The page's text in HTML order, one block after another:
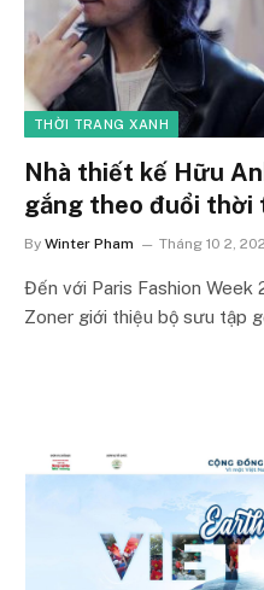
THỜI TRANG XANH
Nhà thiết kế Hữu
gắng theo đuổi thời
By Winter Pham Tháng 10 2,
Đến với Paris Fashion
Zoner giới thiệu bộ sưu tập